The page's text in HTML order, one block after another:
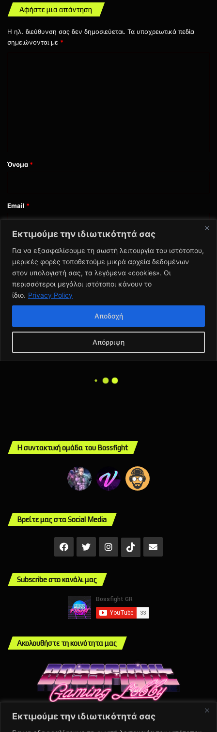
Εκτιμούμε την ιδιωτικότητά σας
Η συντακτική ομάδα του Bossfight
Βρείτε μας στα Social Media
Facebook
X InstagramTikTokMail
Subscribe στο κανάλι μας
Ακολουθήστε τη κοινότητα μας